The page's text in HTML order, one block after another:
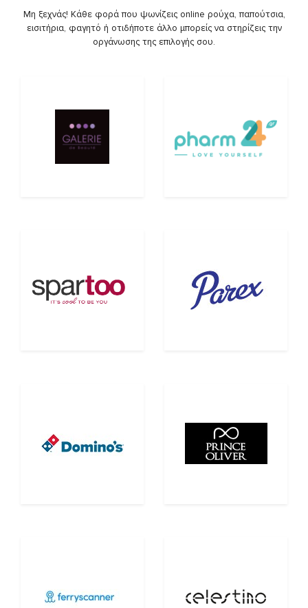
Μη ξεχνάς! Κάθε φορά που ψωνίζεις online ρούχα, παπούτσια,
εισιτήρια, φαγητό ή οτιδήποτε άλλο μπορείς να στηρίζεις την
οργάνωσης της επιλογής σου.